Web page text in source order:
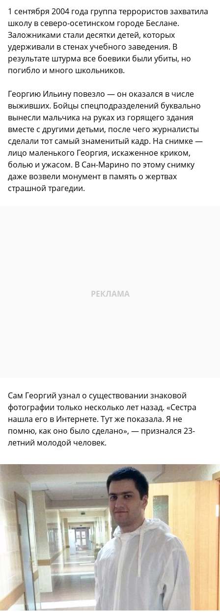
1 сентября 2004 года группа террористов захватила
школу в северо-осетинском городе Беслане.
Заложниками стали десятки детей, которых
удерживали в стенах учебного заведения. В
результате штурма все боевики были убиты, но
погибло и много школьников.
Георгию Ильину повезло — он оказался в числе
выживших. Бойцы спецподразделений буквально
вынесли мальчика на руках из горящего здания
вместе с другими детьми, после чего журналисты
сделали тот самый знаменитый кадр. На снимке —
лицо маленького Георгия, искаженное криком,
болью и ужасом. В Сан-Марино по этому снимку
даже возвели монумент в память о жертвах
страшной трагедии.
Сам Георгий узнал о существовании знаковой
фотографии только несколько лет назад. «Сестра
нашла его в Интернете. Тут же показала. Я не
помню, как оно было сделано», — признался 23-
летний молодой человек.